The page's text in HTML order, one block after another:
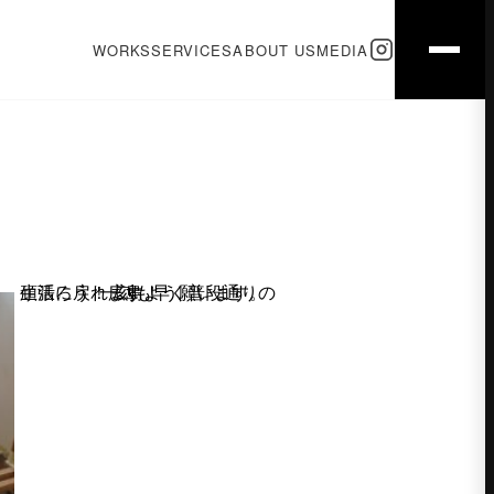
WORKSSERVICESABOUT USMEDIA
一刻も早く普段通りの生活に戻れますよう願います。 頑張ろう！広島！